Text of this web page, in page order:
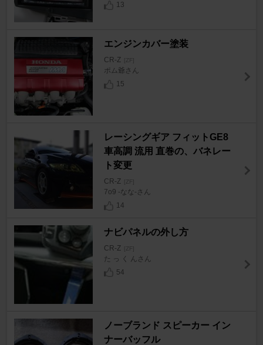
13
エンジンカバー塗装
CR-Z [ZF]
ポム爺さん
15
レーシングギア フィットGE8
車高調 流用 直巻の、バネレー
ト変更
CR-Z [ZF]
7o9 -なな-さん
14
ナビパネルの外し方
CR-Z [ZF]
た っ く んさん
54
ノーブランド スピーカー イン
ナーバッフル